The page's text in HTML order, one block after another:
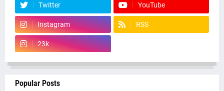
Twitter YouTube
Instagram RSS
23k
Popular Posts